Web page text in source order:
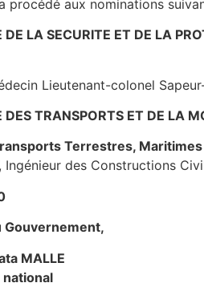
procédé aux nominations
LA SECURITE ET DE LA
Lieutenant-colonel
TRANSPORTS ET DE LA
Terrestres, Maritimes
Ingénieur des Constructions
Gouvernement,
MALLE
national